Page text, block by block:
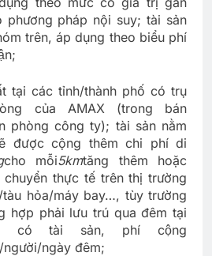
phương pháp nội suy; tài sản
trên, áp dụng theo biểu phí
tại các tỉnh/thành phố có trụ
của AMAX (trong bán
phòng công ty); tài sản nằm
được cộng thêm chi phí di
cho mỗi5kmtăng thêm hoặc
thực tế trên thị trường
hỏa/máy bay…, tùy trường
hợp phải lưu trú qua đêm tại
có tài sản, phí cộng
ngày đêm;